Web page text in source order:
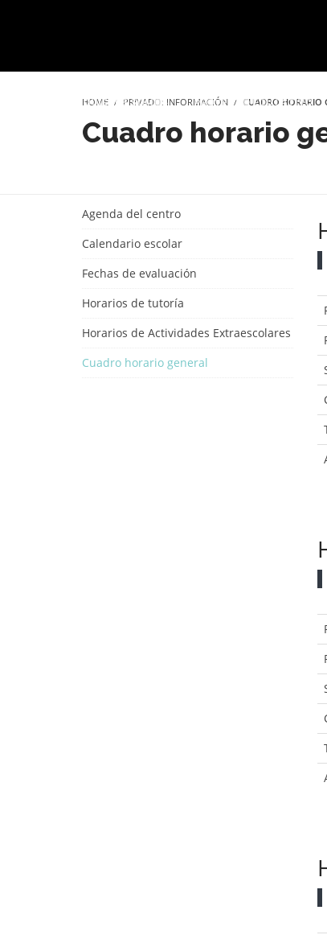
QUIÉNES SOMOS PROYECTO EDUCATIVO
HOME PRIVADO: INFORMACIÓN CUADRO HORARIO
Cuadro horario
Agenda del centro
Calendario escolar
Fechas de evaluación
Horarios de tutoría
Horarios de Actividades Extraescolares
Cuadro horario general